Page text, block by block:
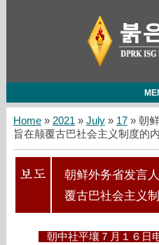
Home» 2021 » July » 17» 朝
旨在颠覆古巴社会主义制度的
朝鲜外务省发言
覆古巴社会主义
朝中社平壤７月１６日